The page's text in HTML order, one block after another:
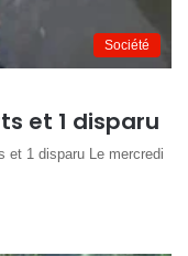
Société
et 1 disparu
et 1 disparu Le mercredi